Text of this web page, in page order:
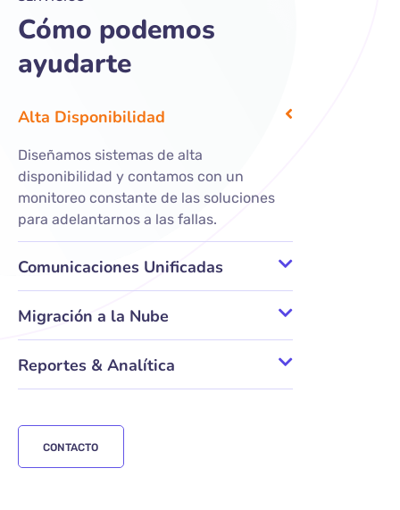
Cómo podemos
ayudarte
Alta Disponibilidad
Diseñamos sistemas de alta
disponibilidad y contamos con un
monitoreo constante de las soluciones
para adelantarnos a las fallas.
Comunicaciones Unificadas
Migración a la Nube
Reportes & Analítica
CONTACTO